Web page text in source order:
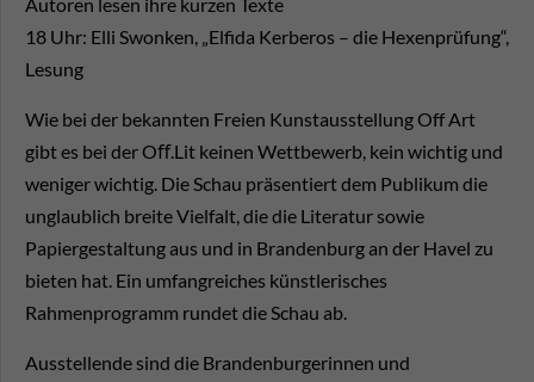
Autoren lesen ihre kurzen Texte
18 Uhr: Elli Swonken, „Elfida Kerberos – die Hexenprüfung“,
Lesung
Wie bei der bekannten Freien Kunstausstellung Off Art
gibt es bei der Oﬀ.Lit keinen Wettbewerb, kein wichtig und
weniger wichtig. Die Schau präsentiert dem Publikum die
unglaublich breite Vielfalt, die die Literatur sowie
Papiergestaltung aus und in Brandenburg an der Havel zu
bieten hat. Ein umfangreiches künstlerisches
Rahmenprogramm rundet die Schau ab.
Ausstellende sind die Brandenburgerinnen und